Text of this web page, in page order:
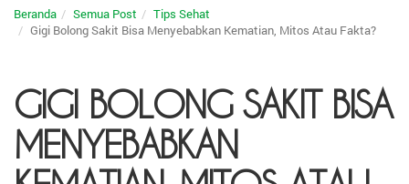
Beranda Semua Post
Tips Sehat
Gigi Bolong Sakit Bisa Menyebabkan Kematian, Mitos Atau Fakta?
GIGI BOLONG SAKIT BISA
MENYEBABKAN